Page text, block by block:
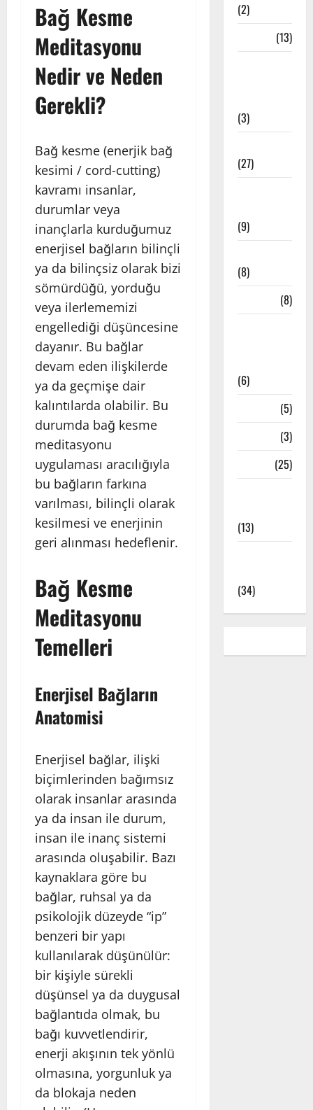
Bağ Kesme
Meditasyonu
Nedir ve Neden
Gerekli?
Bağ kesme (enerjik bağ
kesimi / cord-cutting)
kavramı insanlar,
durumlar veya
inançlarla kurduğumuz
enerjisel bağların bilinçli
ya da bilinçsiz olarak bizi
sömürdüğü, yorduğu
veya ilerlememizi
engellediği düşüncesine
dayanır. Bu bağlar
devam eden ilişkilerde
ya da geçmişe dair
kalıntılarda olabilir. Bu
durumda bağ kesme
meditasyonu
uygulaması aracılığıyla
bu bağların farkına
varılması, bilinçli olarak
kesilmesi ve enerjinin
geri alınması hedeflenir.
Bağ Kesme
Meditasyonu
Temelleri
Enerjisel Bağların
Anatomisi
Enerjisel bağlar, ilişki
biçimlerinden bağımsız
olarak insanlar arasında
ya da insan ile durum,
insan ile inanç sistemi
arasında oluşabilir. Bazı
kaynaklara göre bu
bağlar, ruhsal ya da
psikolojik düzeyde “ip”
benzeri bir yapı
kullanılarak düşünülür:
bir kişiyle sürekli
düşünsel ya da duygusal
bağlantıda olmak, bu
bağı kuvvetlendirir,
enerji akışının tek yönlü
olmasına, yorgunluk ya
da blokaja neden
(2)
(13)
(3)
(27)
(9)
(8)
(8)
(6)
(5)
(3)
(25)
(13)
(34)